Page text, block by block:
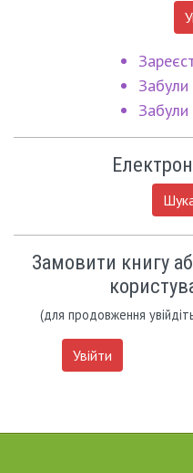
Забули
Забули
Замовити книгу
(для продовження
Увійти